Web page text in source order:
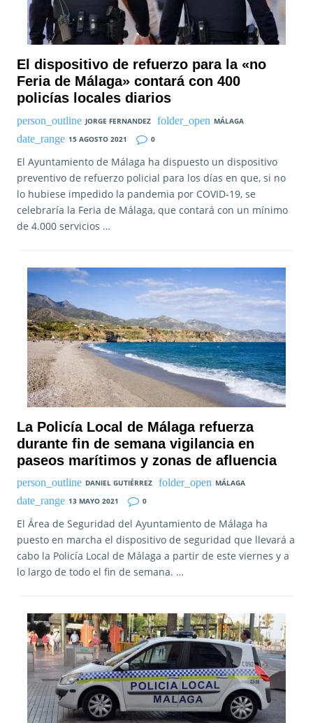
El dispositivo de refuerzo para la «no
Feria de Málaga» contará con 400
policías locales diarios
JORGE FERNANDEZ
MÁLAGA
15 AGOSTO 2021
0
El Ayuntamiento de Málaga ha dispuesto un dispositivo
preventivo de refuerzo policial para los días en que, si no
lo hubiese impedido la pandemia por COVID-19, se
celebraría la Feria de Málaga, que contará con un mínimo
de 4.000 servicios …
La Policía Local de Málaga refuerza
durante fin de semana vigilancia en
paseos marítimos y zonas de afluencia
DANIEL GUTIÉRREZ
MÁLAGA
13 MAYO 2021
0
El Área de Seguridad del Ayuntamiento de Málaga ha
puesto en marcha el dispositivo de seguridad que llevará a
cabo la Policía Local de Málaga a partir de este viernes y a
lo largo de todo el fin de semana. …